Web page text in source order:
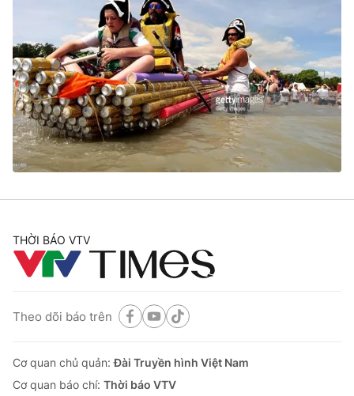
Giải sao mai
Chất lượng cuộc sống
Tuyển sinh
Học trực tuyến
Công nghệ
Hitech Công nghệ tương lai
Sản phẩm
Thị trường
Tư vấn
Giao lưu trực tuyến
Lịch phát sóng
Chuyên mục khác
Photo Infographic
Video Shorts video
VTV Money VTV Thể thao
THỜI BÁO VTV
Theo dõi báo trên
Cơ quan chủ quản:Đài Truyền hình Việt Nam
Cơ quan báo chí: Thời báo VTV